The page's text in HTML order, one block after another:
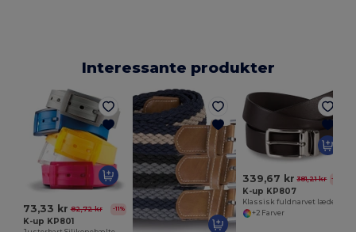
Interessante produkter
73,33 kr 82,72 kr -11%
K-up KP801
339,67 kr 381,21 kr -11%
K-up KP807
+2 Farver